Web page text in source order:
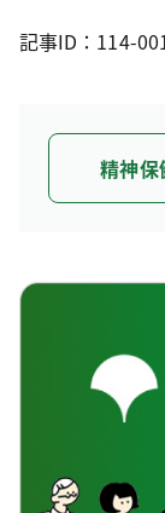
記事ID：114-
精神